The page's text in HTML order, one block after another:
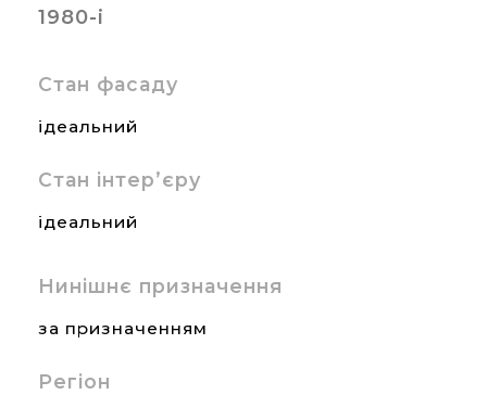
1980-і
Стан фасаду
ідеальний
Стан інтер’єру
ідеальний
Нинішнє призначення
за призначенням
Регіон